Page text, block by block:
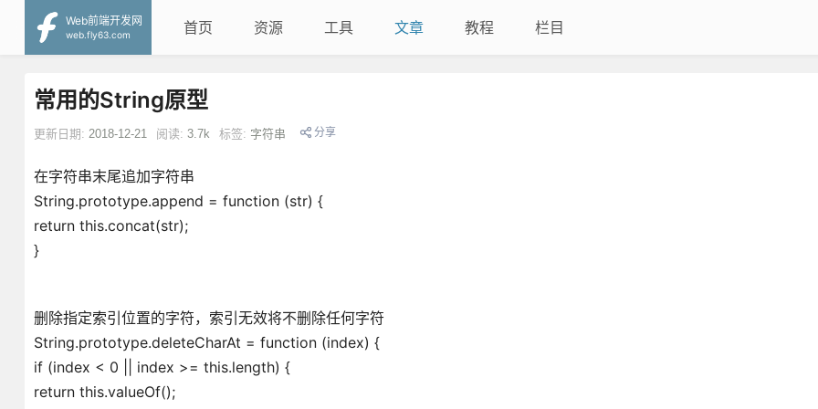
Web前端开发网
web.fly63.com
首页 资源 工具 文章 教程 栏目
常用的String原型
更新日期: 2018-12-21 阅读: 3.7k 标签: 字符串 分享
在字符串末尾追加字符串
String.prototype.append = function (str) {
return this.concat(str);
}
删除指定索引位置的字符，索引无效将不删除任何字符
String.prototype.deleteCharAt = function (index) {
if (index < 0 || index >= this.length) {
return this.valueOf();